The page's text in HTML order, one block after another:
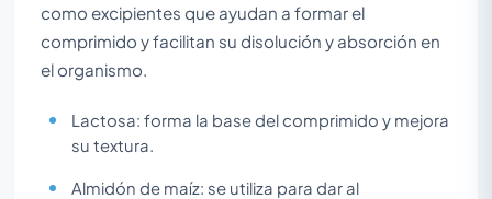
como excipientes que ayudan a formar el
comprimido y facilitan su disolución y absorción en
el organismo.
Lactosa: forma la base del comprimido y mejora
su textura.
Almidón de maíz: se utiliza para dar al